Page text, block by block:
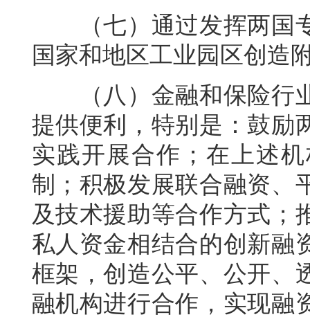
（七）通过发挥两国专
国家和地区工业园区创造
（八）金融和保险行业
提供便利，特别是：鼓励
实践开展合作；在上述
制；积极发展联合融资、
及技术援助等合作方式；
私人资金相结合的创新融
框架，创造公平、公开、
融机构进行合作，实现融